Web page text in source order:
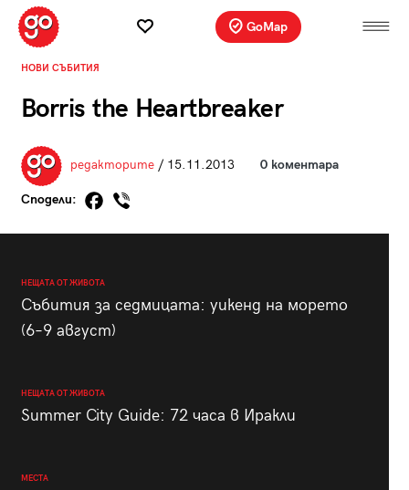
GoMap
НОВИ СЪБИТИЯ
Borris the Heartbreaker
редакторите/ 15.11.2013 0 коментара
Сподели:
НЕЩАТА ОТ ЖИВОТА
Събития за седмицата: уикенд на морето
(6–9 август)
НЕЩАТА ОТ ЖИВОТА
Summer City Guide: 72 часа в Иракли
МЕСТА